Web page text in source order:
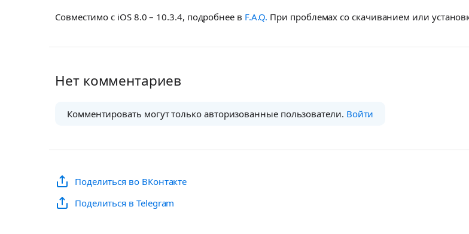
Совместимо с iOS 8.0 – 10.3.4, подробнее в F.A.Q. При проблемах со скачиванием или
Нет комментариев
Комментировать могут только авторизованные пользователи. Войти
Поделиться во ВКонтакте
Поделиться в Telegram